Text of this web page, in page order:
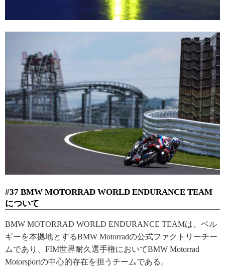
#37 BMW MOTORRAD WORLD ENDURANCE TEAM
について
BMW MOTORRAD WORLD ENDURANCE TEAMは、ベル
ギーを本拠地とするBMW Motorradの公式ファクトリーチー
ムであり、FIM世界耐久選手権においてBMW Motorrad
Motorsportの中心的存在を担うチームである。